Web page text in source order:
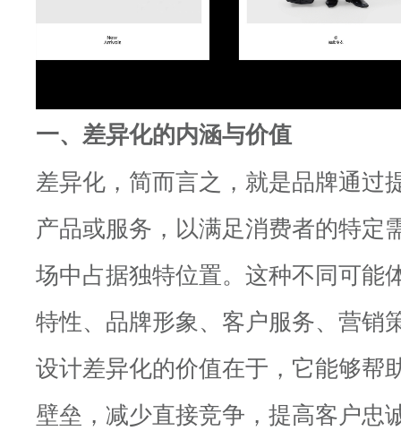
一、差异化的内涵与价值
差异化，简而言之，就是品牌通过
产品或服务，以满足消费者的特定
场中占据独特位置。这种不同可能
特性、品牌形象、客户服务、营销
设计差异化的价值在于，它能够帮
壁垒，减少直接竞争，提高客户忠